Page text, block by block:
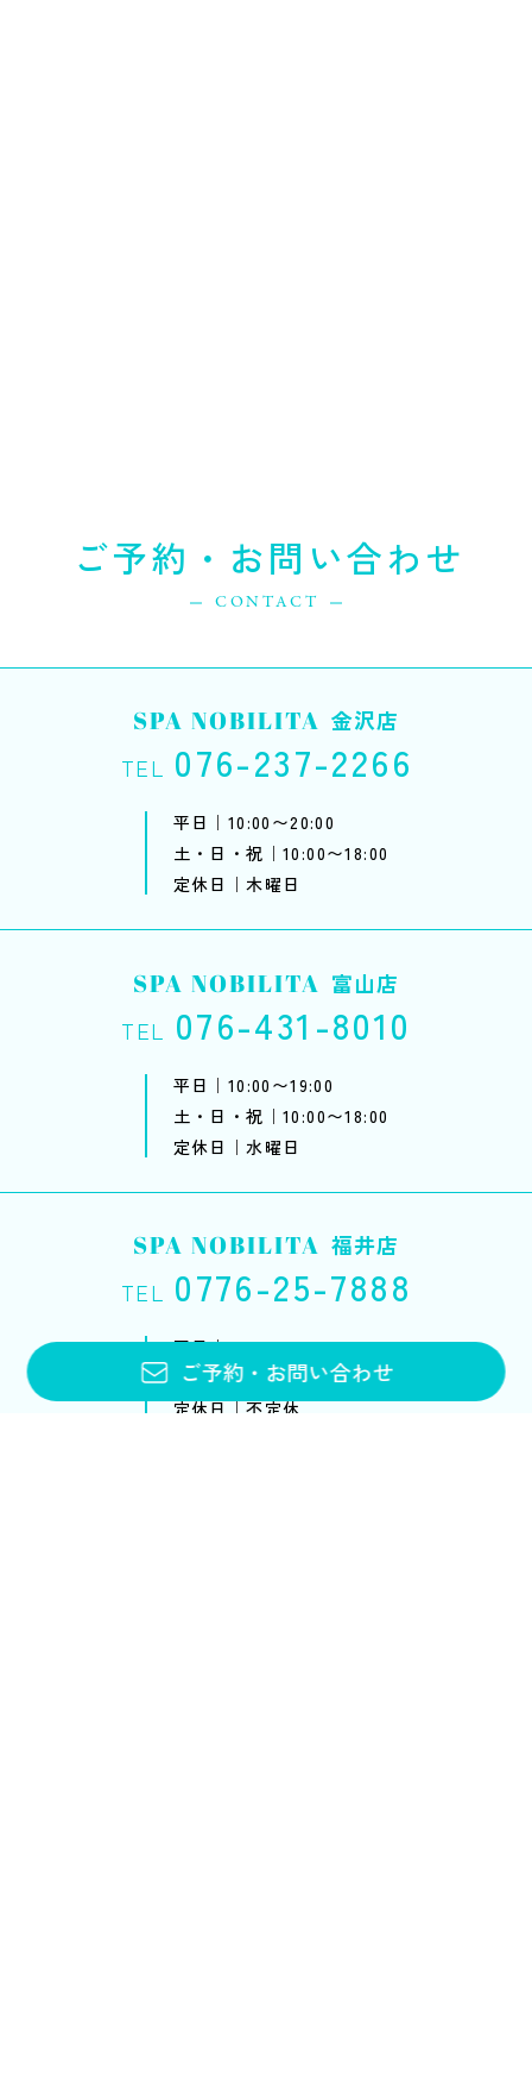
ご予約 ・ お問い合わせ
ご予約・お問い合わせ
CONTACT
SPA NOBILITA 金沢店
TEL 076-237-2266
平日｜10:00〜20:00
土・日・祝｜10:00〜18:00
定休日｜木曜日
SPA NOBILITA 富山店
TEL
076-431-8010
平日｜10:00〜19:00
土・日・祝｜10:00〜18:00
定休日｜水曜日
SPA NOBILITA 福井店
TEL 0776-25-7888
平日｜10:00〜20:00
土・日・祝｜10:00〜18:00
定休日｜不定休